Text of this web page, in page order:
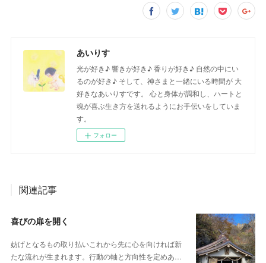
あいりす
光が好き♪ 響きが好き♪ 香りが好き♪ 自然の中にい
るのが好き♪ そして、神さまと一緒にいる時間が 大
好きなあいりすです。 心と身体が調和し、ハートと
魂が喜ぶ生き方を送れるようにお手伝いをしていま
す。
フォロー
関連記事
喜びの扉を開く
妨げとなるもの取り払いこれから先に心を向ければ新
たな流れが生まれます。行動の軸と方向性を定めあ…